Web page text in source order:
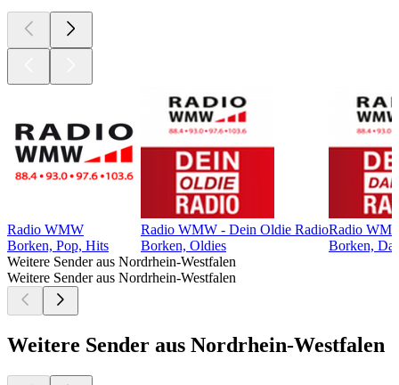
Radio WMW
Borken, Pop, Hits
Radio WMW - Dein Oldie Radio
Borken, Oldies
Radio
Borken,
Weitere Sender aus Nordrhein-Westfalen
Weitere Sender aus Nordrhein-Westfalen
Weitere Sender aus Nordrhein-Westfalen